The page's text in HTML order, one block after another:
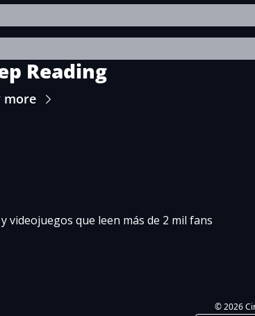
Reading
more
videojuegos que leen más de 2 mil fans
© 2026